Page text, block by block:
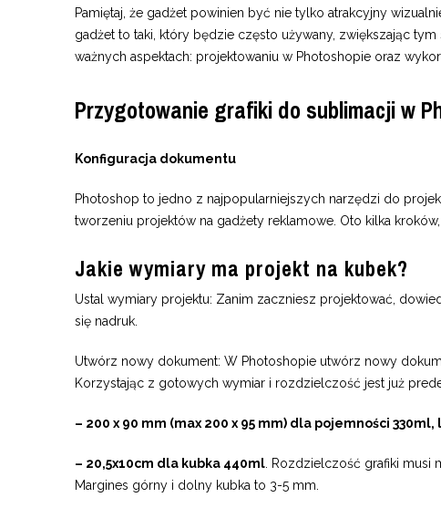
Pamiętaj, że gadżet powinien być nie tylko atrakcyjny
gadżet to taki, który będzie często używany, zwiększając
ważnych aspektach: projektowaniu w Photoshopie oraz
Przygotowanie grafiki do sublimacji w
Konfiguracja dokumentu
Photoshop to jedno z najpopularniejszych narzędzi do
tworzeniu projektów na gadżety reklamowe. Oto kilka kroków,
Jakie wymiary ma projekt na kubek?
Ustal wymiary projektu: Zanim zaczniesz projektować,
się nadruk.
Utwórz nowy dokument: W Photoshopie utwórz nowy
Korzystając z gotowych wymiar i rozdzielczość jest już
– 200 x 90 mm (max 200 x 95 mm) dla pojemności 330ml,
– 20,5x10cm dla kubka 440ml . Rozdzielczość grafiki musi
Margines górny i dolny kubka to 3-5 mm.